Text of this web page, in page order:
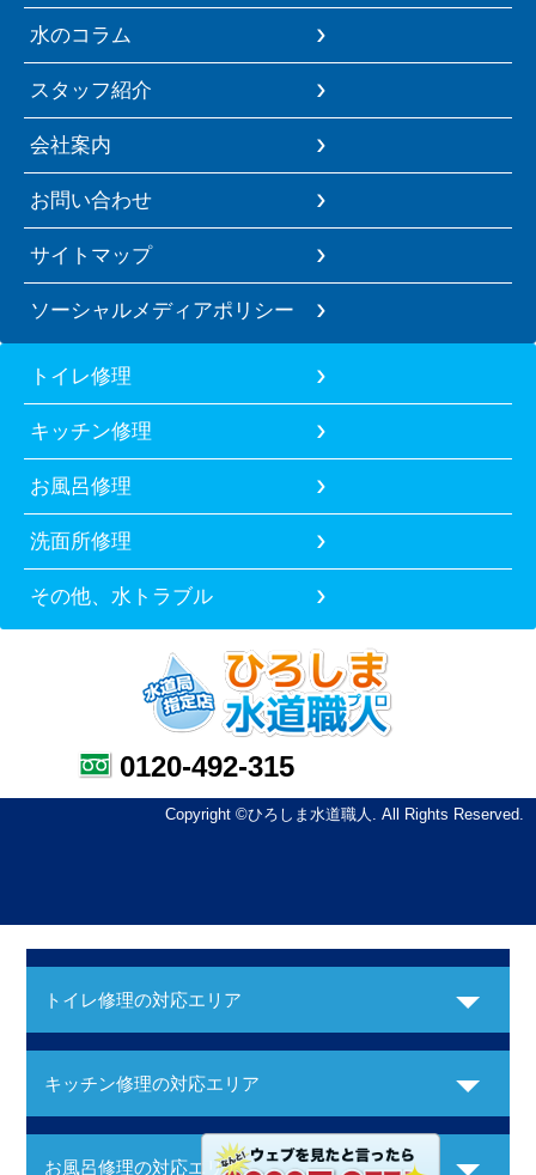
水のコラム
スタッフ紹介
会社案内
お問い合わせ
サイトマップ
ソーシャルメディアポリシー
トイレ修理
キッチン修理
お風呂修理
洗面所修理
その他、水トラブル
0120-492-315
Copyright ©ひろしま水道職人. All Rights Reserved.
トイレ修理の対応エリア
キッチン修理の対応エリア
お風呂修理の対応エリア